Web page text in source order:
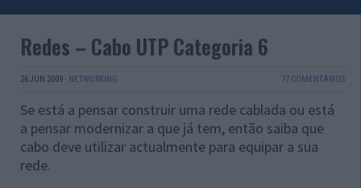
Redes – Cabo UTP Categoria 6
26 JUN 2009 · NETWORKING 77 COMENTÁRIOS
Se está a pensar construir uma rede cablada ou está
a pensar modernizar a que já tem, então saiba que
cabo deve utilizar actualmente para equipar a sua
rede.